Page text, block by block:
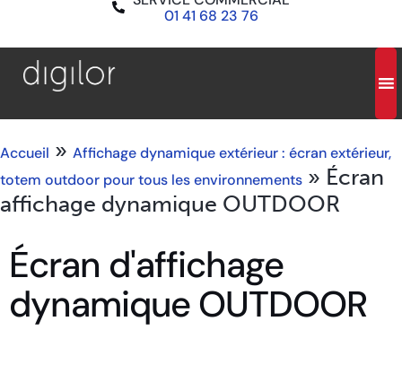
01 41 68 23 76
Accueil » Affichage dynamique extérieur : écran extérieur,
totem outdoor pour tous les environnements » Écran
affichage dynamique OUTDOOR
Écran d'affichage
dynamique OUTDOOR